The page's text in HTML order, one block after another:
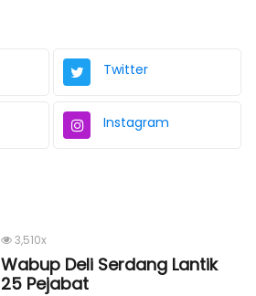
Twitter
Instagram
3,510x
Wabup Deli Serdang Lantik
25 Pejabat